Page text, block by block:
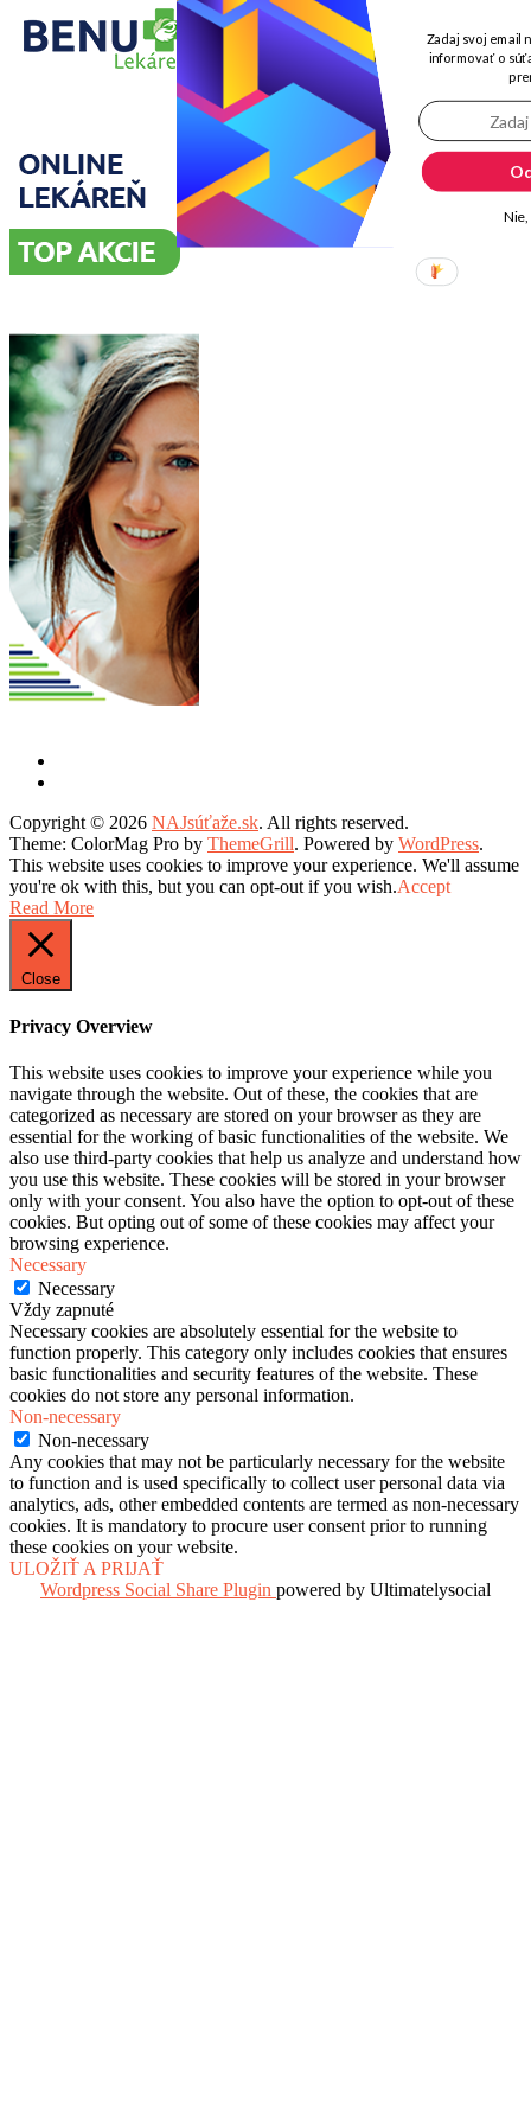
Copyright © 2026 NAJsúťaže.sk. All rights reserved.
Theme: ColorMag Pro by ThemeGrill. Powered by WordPress.
This website uses cookies to improve your experience. We'll assume
you're ok with this, but you can opt-out if you wish.Accept
Read More
Close
Privacy Overview
This website uses cookies to improve your experience while you
navigate through the website. Out of these, the cookies that are
categorized as necessary are stored on your browser as they are
essential for the working of basic functionalities of the website. We
also use third-party cookies that help us analyze and understand how
you use this website. These cookies will be stored in your browser
only with your consent. You also have the option to opt-out of these
cookies. But opting out of some of these cookies may affect your
browsing experience.
Necessary
Necessary
Vždy zapnuté
Necessary cookies are absolutely essential for the website to
function properly. This category only includes cookies that ensures
basic functionalities and security features of the website. These
cookies do not store any personal information.
Non-necessary
Non-necessary
Any cookies that may not be particularly necessary for the website
to function and is used specifically to collect user personal data via
analytics, ads, other embedded contents are termed as non-necessary
cookies. It is mandatory to procure user consent prior to running
these cookies on your website.
ULOŽIŤ A PRIJAŤ
Wordpress Social Share Plugin powered by Ultimatelysocial
Zadaj svoj email
informovať o